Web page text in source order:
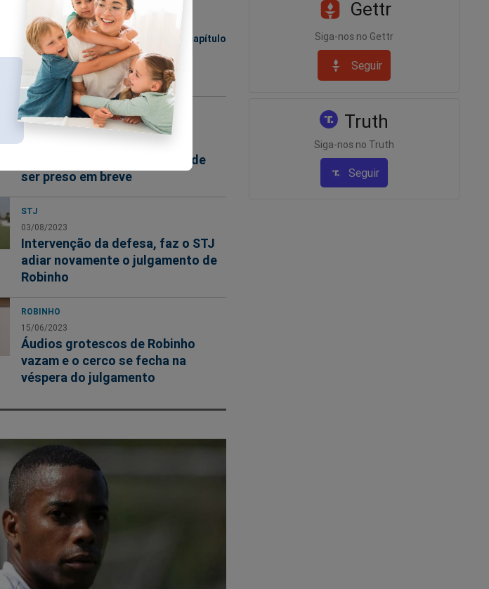
de
Um novo capítulo
do caso
Robinho...
ROBINHO
16/08/2023
URGENTE: Robinho está com
dificuldades financeiras e pode
ser preso em breve
STJ
03/08/2023
Intervenção da defesa, faz o STJ
adiar novamente o julgamento de
Robinho
ROBINHO
15/06/2023
Áudios grotescos de Robinho
vazam e o cerco se fecha na
véspera do julgamento
Gettr
Siga-nos no Gettr
Seguir
Truth
Siga-nos no Truth
Seguir